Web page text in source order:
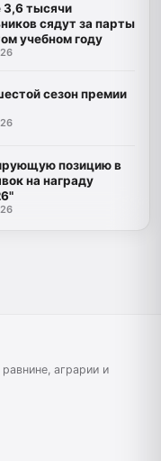
тысячи
сядут за парты
учебном году
сезон премии
позицию в
на награду
аграрии и